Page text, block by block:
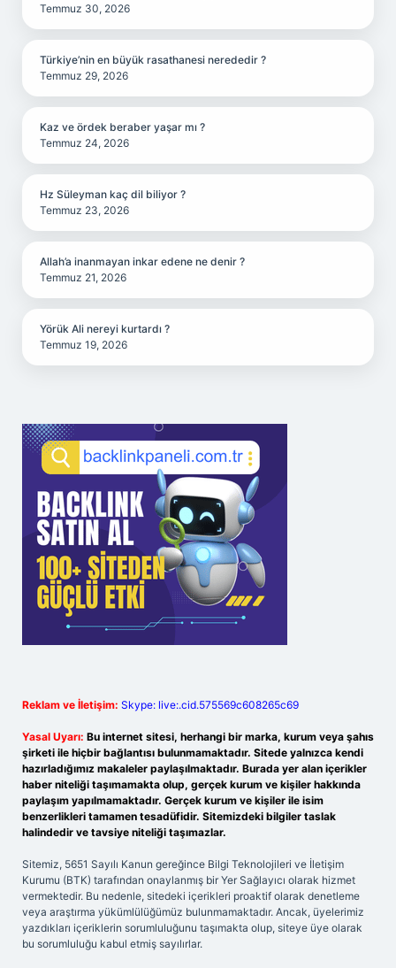
Temmuz 30, 2026
Türkiye’nin en büyük rasathanesi nerededir ?
Temmuz 29, 2026
Kaz ve ördek beraber yaşar mı ?
Temmuz 24, 2026
Hz Süleyman kaç dil biliyor ?
Temmuz 23, 2026
Allah’a inanmayan inkar edene ne denir ?
Temmuz 21, 2026
Yörük Ali nereyi kurtardı ?
Temmuz 19, 2026
Reklam ve İletişim: Skype: live:.cid.575569c608265c69
Yasal Uyarı: Bu internet sitesi, herhangi bir marka, kurum veya şahıs
şirketi ile hiçbir bağlantısı bulunmamaktadır. Sitede yalnızca kendi
hazırladığımız makaleler paylaşılmaktadır. Burada yer alan içerikler
haber niteliği taşımamakta olup, gerçek kurum ve kişiler hakkında
paylaşım yapılmamaktadır. Gerçek kurum ve kişiler ile isim
benzerlikleri tamamen tesadüfidir. Sitemizdeki bilgiler taslak
halindedir ve tavsiye niteliği taşımazlar.
Sitemiz, 5651 Sayılı Kanun gereğince Bilgi Teknolojileri ve İletişim
Kurumu (BTK) tarafından onaylanmış bir Yer Sağlayıcı olarak hizmet
vermektedir. Bu nedenle, sitedeki içerikleri proaktif olarak denetleme
veya araştırma yükümlülüğümüz bulunmamaktadır. Ancak, üyelerimiz
yazdıkları içeriklerin sorumluluğunu taşımakta olup, siteye üye olarak
bu sorumluluğu kabul etmiş sayılırlar.